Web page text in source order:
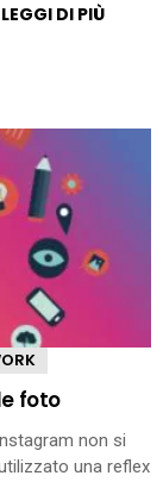
LEGGI DI PIÙ
foto
non si
una reflex